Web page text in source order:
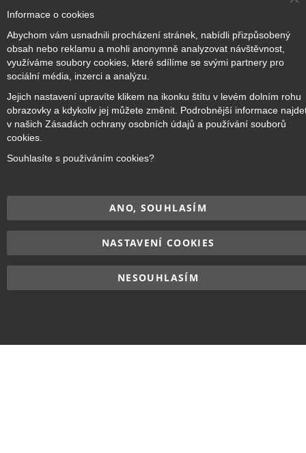
Copyright © 2017–2026BRIDGE Academy, Všechna práva
vyhrazena.
Informace o cookies
Abychom vám usnadnili procházení stránek, nabídli přizpůsobený
obsah nebo reklamu a mohli anonymně analyzovat návštěvnost,
využíváme soubory cookies, které sdílíme se svými partnery pro
sociální média, inzerci a analýzu.
Jejich nastavení upravíte klikem na ikonku štítu v levém dolním rohu
obrazovky a kdykoliv jej můžete změnit. Podrobnější informace
v našich Zásadách ochrany osobních údajů a používání souborů
cookies.
Souhlasíte s používáním cookies?
ANO, SOUHLASÍM
NASTAVENÍ COOKIES
NESOUHLASÍM